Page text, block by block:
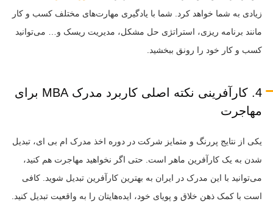
زیادی به شما خواهد کرد. شما با یادگیری مهارت‌های مختلف کسب و کار
مانند برنامه ریزی، استراتژی حل مشکل، مدیریت ریسک و… می‌توانید
کسب و کار خود را رونق ببخشید.
4. کارآفرینی نکته اصلی کاربرد مدرک MBA برای
مهاجرت
یکی از نتایج پررنگ و متمایز شرکت در دوره اخذ مدرک ام بی ای، تبدیل
شدن به یک کارآفرین ماهر است. حتی اگر نخواهید مهاجرت هم کنید،
می‌توانید با این مدرک در ایران به بهترین کارآفرین تبدیل شوید. کافی
است با کمک ذهن خلاق و پویای خود، ایده‌هایتان را به واقعیت تبدیل کنید.